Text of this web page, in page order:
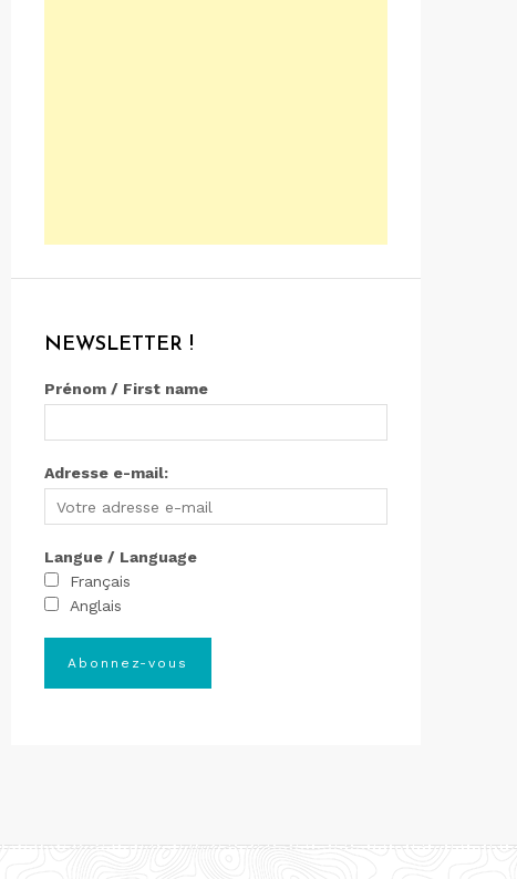
NEWSLETTER !
Prénom / First name
Adresse e-mail:
Langue / Language
Français
Anglais